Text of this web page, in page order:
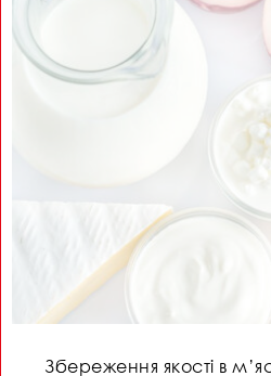
Збереження якості в